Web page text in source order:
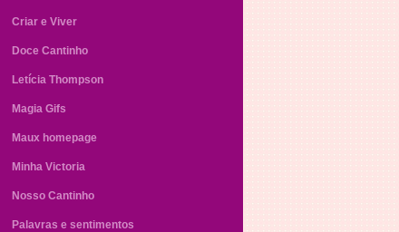
Criar e Viver
Doce Cantinho
Letícia Thompson
Magia Gifs
Maux homepage
Minha Victoria
Nosso Cantinho
Palavras e sentimentos